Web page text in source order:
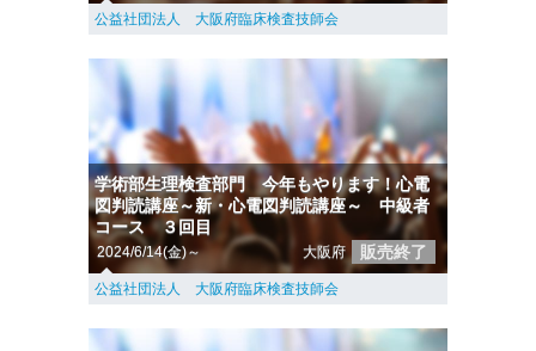
公益社団法人 大阪府臨床検査技師会
学術部生理検査部門 今年もやります！心電
図判読講座～新・心電図判読講座～ 中級者
コース ３回目
2024/6/14(金)～ 大阪府 販売終了
公益社団法人 大阪府臨床検査技師会